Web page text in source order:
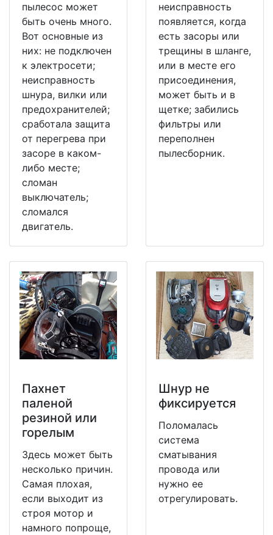
пылесос может
быть очень много.
Вот основные из
них: не подключен
к электросети;
неисправность
шнура, вилки или
предохранителей;
сработала защита
от перегрева при
засоре в каком-
либо месте;
сломан
выключатель;
сломался
двигатель.
неисправность
появляется, когда
есть засоры или
трещины в шланге,
или в месте его
присоединения,
может быть и в
щетке; забились
фильтры или
переполнен
пылесборник.
Пахнет
паленой
резиной или
горелым
Здесь может быть
несколько причин.
Самая плохая,
если выходит из
строя мотор и
намного попроще,
Шнур не
фиксируется
Поломалась
система
сматывания
провода или
нужно ее
отрегулировать.